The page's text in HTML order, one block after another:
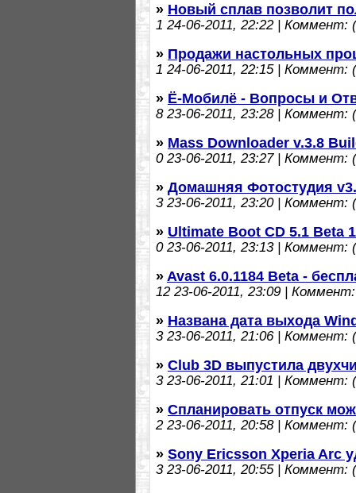
» Новый сплав позволит
1 24-06-2011, 22:22 | Коммент:
» Продажи настольных
1 24-06-2011, 22:15 | Коммент:
» Ё-Мобилё - Вопросы и
823-06-2011, 23:28 | Коммент:
» Mass Downloader v.3.8
023-06-2011, 23:27 | Коммент:
» Домашняя Фотостудия
323-06-2011, 23:20 | Коммент:
» Ultimate Boot CD 5.1 Beta
023-06-2011, 23:13 | Коммент:
» Avast 6.0.1184 Beta -
1223-06-2011, 23:09 |
» Названа дата выхода
323-06-2011, 21:06 | Коммент:
» Club 3D выпустила
323-06-2011, 21:01 | Коммент:
» Спланировать отпуск
223-06-2011, 20:58 | Коммент:
» Sony Ericsson Xperia Arc
323-06-2011, 20:55 | Коммент: